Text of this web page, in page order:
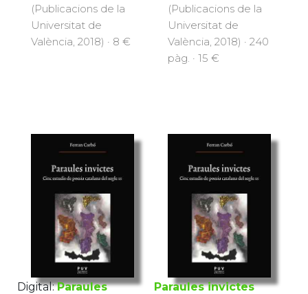
(Publicacions de la
Universitat de
València, 2018) · 8 €
(Publicacions de la
Universitat de
València, 2018) · 240
pàg. · 15 €
Digital: Paraules
Paraules invictes